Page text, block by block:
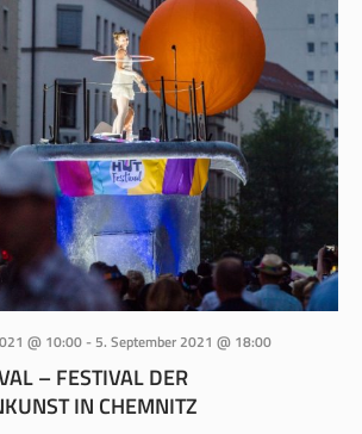
– FESTIVAL DER
IN CHEMNITZ
@ 10:00-5. September 2021 @ 18:00